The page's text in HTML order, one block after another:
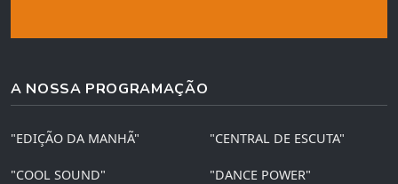
A NOSSA PROGRAMAÇÃO
"EDIÇÃO DA MANHÃ" "CENTRAL DE ESCUTA"
"COOL SOUND" "DANCE POWER"